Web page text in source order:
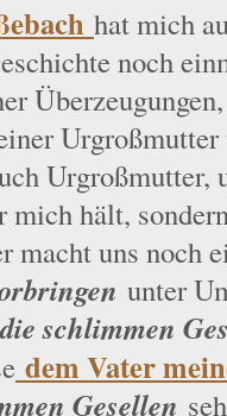
hat mich
noch
Urgroßmutter,
mich hält,
macht uns noch
unter
die schlimmen
dem Vater
Gesellen